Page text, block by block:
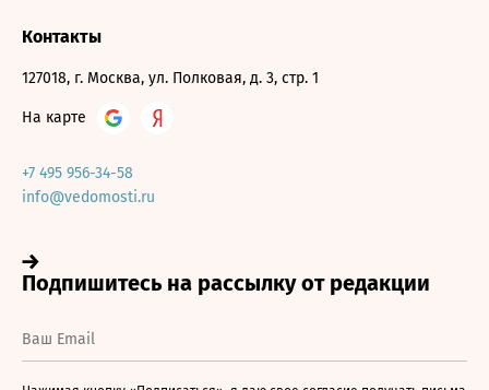
Контакты
127018, г. Москва, ул. Полковая, д. 3, стр. 1
На карте
+7 495 956-34-58
info@vedomosti.ru